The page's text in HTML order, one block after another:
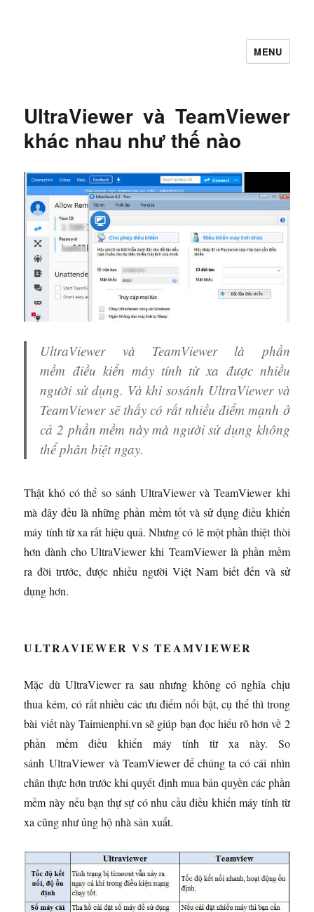
MENU
UltraViewer và TeamViewer
khác nhau như thế nào
UltraViewer và TeamViewer là phần
mềm điều kiển máy tính từ xa được nhiều
người sử dụng. Và khi sosánh UltraViewer và
TeamViewer sẽ thấy có rất nhiều điểm mạnh ở
cả 2 phần mềm này mà người sử dụng không
thể phân biệt ngay.
Thật khó có thể so sánh UltraViewer và TeamViewer khi
mà đây đều là những phần mềm tốt và sử dụng điều khiển
máy tính từ xa rất hiệu quả. Nhưng có lẽ một phần thiệt thòi
hơn dành cho UltraViewer khi TeamViewer là phần mềm
ra đời trước, được nhiều người Việt Nam biết đến và sử
dụng hơn.
ULTRAVIEWER VS TEAMVIEWER
Mặc dù UltraViewer ra sau nhưng không có nghĩa chịu
thua kém, có rất nhiều các ưu điểm nổi bật, cụ thể thì trong
bài viết này Taimienphi.vn sẽ giúp bạn đọc hiểu rõ hơn về 2
phần mềm điều khiển máy tính từ xa này. So
sánh UltraViewer và TeamViewer để chúng ta có cái nhìn
chân thực hơn trước khi quyết định mua bản quyền các phần
mềm này nếu bạn thự sự có nhu cầu điều khiển máy tính từ
xa cũng như ủng hộ nhà sản xuất.